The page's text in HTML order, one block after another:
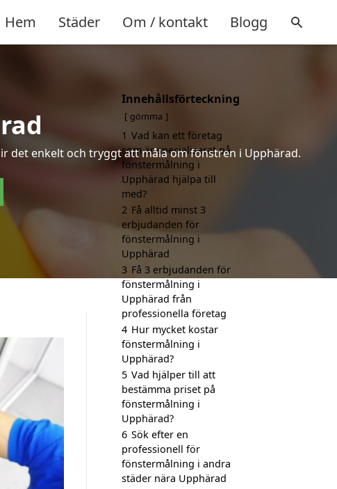
Hem Städer Om / kontakt Blogg
det enkelt och tryggt att måla om fönstren i Upphärad.
Innehållsförteckning
gömma
1 Vad kan ett företag
som är specialiserat på
fönstermålning i
Upphärad hjälpa till
med?
2 Få alltid minst 3
erbjudanden för
fönstermålning i
Upphärad
3 Få 3 erbjudanden för
fönstermålning i
Upphärad från
professionella företag
4 Hur mycket kostar
fönstermålning i
Upphärad?
5 Vad hjälper till att
bestämma priset på
fönstermålning i
Upphärad?
6 Sök efter en
professionell för
fönstermålning i andra
städer nära Upphärad